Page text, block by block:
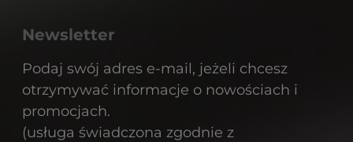
Newsletter
Podaj swój adres e-mail, jeżeli chcesz
otrzymywać informacje o nowościach i
promocjach.
(usługa świadczona zgodnie z